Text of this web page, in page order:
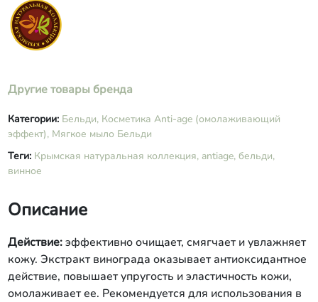
Другие товары бренда
Категории: Бельди, Косметика Anti-age (омолаживающий
эффект), Мягкое мыло Бельди
Теги: Крымская натуральная коллекция, antiage, бельди,
винное
Описание
Действие:эффективно очищает, смягчает и увлажняет
кожу. Экстракт винограда оказывает антиоксидантное
действие, повышает упругость и эластичность кожи,
омолаживает ее. Рекомендуется для использования в